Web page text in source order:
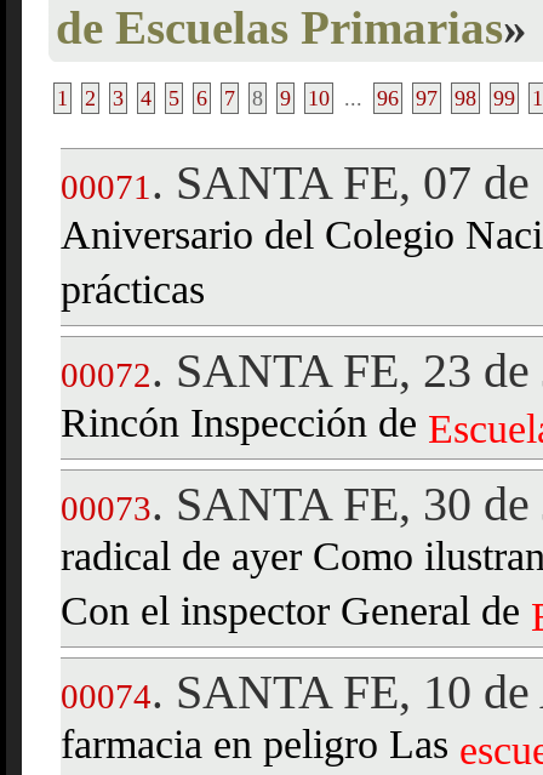
de Escuelas Primarias»
1 2 3 4 5 6 7 8 9 10 ... 96 97 98 99
00071 . SANTA FE, 07
Aniversario del Colegio
prácticas
00072. SANTA FE, 23
Rincón Inspección de
00073. SANTA FE, 30
radical de ayer Como
Con el inspector General de
00074. SANTA FE, 10
farmacia en peligro Las